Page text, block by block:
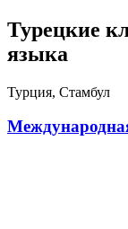
Турецкие
языка
Турция, Стамбул